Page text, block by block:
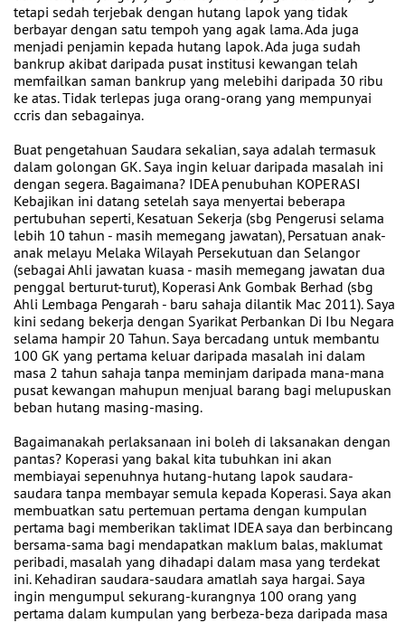
tetapi sedah terjebak dengan hutang lapok yang tidak
berbayar dengan satu tempoh yang agak lama. Ada juga
menjadi penjamin kepada hutang lapok. Ada juga sudah
bankrup akibat daripada pusat institusi kewangan telah
memfailkan saman bankrup yang melebihi daripada 30 ribu
ke atas. Tidak terlepas juga orang-orang yang mempunyai
ccris dan sebagainya.
Buat pengetahuan Saudara sekalian, saya adalah termasuk
dalam golongan GK. Saya ingin keluar daripada masalah ini
dengan segera. Bagaimana? IDEA penubuhan KOPERASI
Kebajikan ini datang setelah saya menyertai beberapa
pertubuhan seperti, Kesatuan Sekerja (sbg Pengerusi selama
lebih 10 tahun - masih memegang jawatan), Persatuan anak-
anak melayu Melaka Wilayah Persekutuan dan Selangor
(sebagai Ahli jawatan kuasa - masih memegang jawatan dua
penggal berturut-turut), Koperasi Ank Gombak Berhad (sbg
Ahli Lembaga Pengarah - baru sahaja dilantik Mac 2011). Saya
kini sedang bekerja dengan Syarikat Perbankan Di Ibu Negara
selama hampir 20 Tahun. Saya bercadang untuk membantu
100 GK yang pertama keluar daripada masalah ini dalam
masa 2 tahun sahaja tanpa meminjam daripada mana-mana
pusat kewangan mahupun menjual barang bagi melupuskan
beban hutang masing-masing.
Bagaimanakah perlaksanaan ini boleh di laksanakan dengan
pantas? Koperasi yang bakal kita tubuhkan ini akan
membiayai sepenuhnya hutang-hutang lapok saudara-
saudara tanpa membayar semula kepada Koperasi. Saya akan
membuatkan satu pertemuan pertama dengan kumpulan
pertama bagi memberikan taklimat IDEA saya dan berbincang
bersama-sama bagi mendapatkan maklum balas, maklumat
peribadi, masalah yang dihadapi dalam masa yang terdekat
ini. Kehadiran saudara-saudara amatlah saya hargai. Saya
ingin mengumpul sekurang-kurangnya 100 orang yang
pertama dalam kumpulan yang berbeza-beza daripada masa